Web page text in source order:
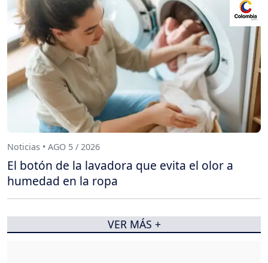
Noticias • AGO 5 / 2026
El botón de la lavadora que evita el olor a
humedad en la ropa
VER MÁS +